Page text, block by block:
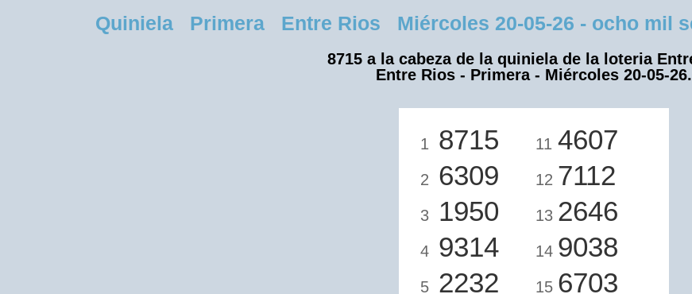
Quiniela Primera Entre Rios Miércoles 20-05-26 - ocho mil
8715 a la cabeza de la quiniela de la loteria
Entre Rios - Primera - Miércoles 20-05-26.
1 8715
2 6309
3 1950
4 9314
5 2232
11 4607
12 7112
13 2646
14 9038
15 6703